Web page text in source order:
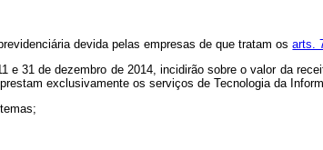
devida pelas empresas de que tratam osarts.
e 31 de dezembro de 2014, incidirão sobre o valor da
exclusivamente os serviços de Tecnologia da